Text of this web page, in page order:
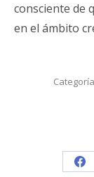
consciente de
en el ámbito